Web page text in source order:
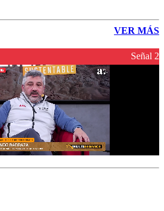
VER MÁS
Señal 2